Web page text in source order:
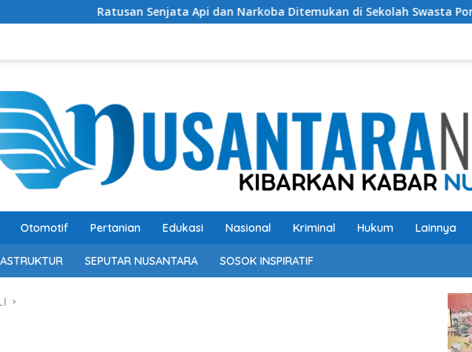
Senjata Api dan Narkoba Ditemukan di Sekolah Swasta Pondok Pinang Jaksel,
Otomotif Pertanian Edukasi Nasional Kriminal Hukum Lainnya
SEPUTAR NUSANTARA SOSOK INSPIRATIF